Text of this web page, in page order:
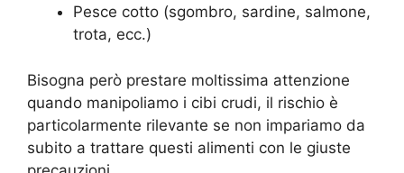
Pesce cotto (sgombro, sardine, salmone,
trota, ecc.)
Bisogna però prestare moltissima attenzione
quando manipoliamo i cibi crudi, il rischio è
particolarmente rilevante se non impariamo da
subito a trattare questi alimenti con le giuste